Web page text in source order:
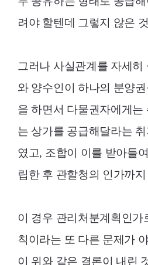
려야 할텐데 그렇지 않은
그러나 사실관계를 자세히
와 양수인이 하나의 분양
을 하면서 다물권자에게는
는 상가를 공급해달라는
였고, 조합이 이를 받아들
립한 후 관할청의 인가까
이 경우 관리처분계획인가
칙이라는 또 다른 문제가
이 위와 같은 결론이 내린